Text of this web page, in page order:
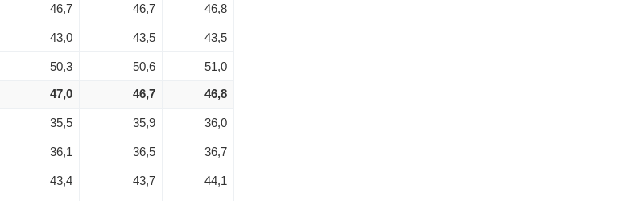
46,7 46,7 46,8
43,0 43,5 43,5
50,3 50,6 51,0
47,0 46,7 46,8
35,5 35,9 36,0
36,1 36,5 36,7
43,4 43,7 44,1